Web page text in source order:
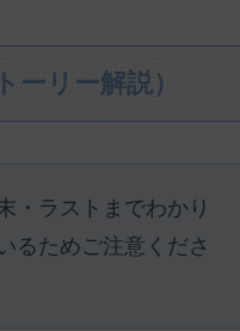
リー解説）
・ラストまでわかり
るためご注意くださ